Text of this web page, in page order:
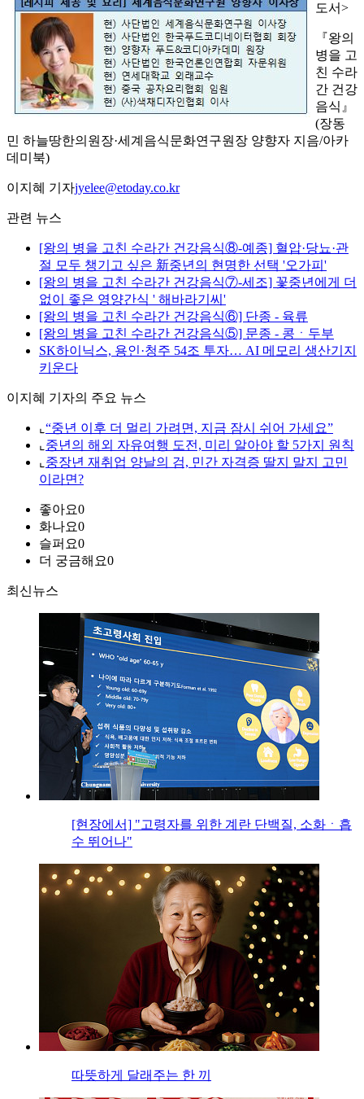
도서>
『왕의
병을 고
친 수라
간 건강
음식』
(장동
민 하늘땅한의원장·세계음식문화연구원장 양향자 지음/아카
데미북)
이지혜 기자jyelee@etoday.co.kr
관련 뉴스
[왕의 병을 고친 수라간 건강음식⑧-예종] 혈압·당뇨·관
절 모두 챙기고 싶은 新중년의 현명한 선택 '오가피'
[왕의 병을 고친 수라간 건강음식⑦-세조] 꽃중년에게 더
없이 좋은 영양간식 ' 해바라기씨'
[왕의 병을 고친 수라간 건강음식⑥] 단종 - 육류
[왕의 병을 고친 수라간 건강음식⑤] 문종 - 콩ㆍ두부
SK하이닉스, 용인·청주 54조 투자… AI 메모리 생산기지
키운다
이지혜 기자의 주요 뉴스
⌞ “중년 이후 더 멀리 가려면, 지금 잠시 쉬어 가세요”
⌞ 중년의 해외 자유여행 도전, 미리 알아야 할 5가지 원칙
⌞ 중장년 재취업 양날의 검, 민간 자격증 딸지 말지 고민
이라면?
좋아요0
화나요0
슬퍼요0
더 궁금해요0
최신뉴스
[현장에서] "고령자를 위한 계란 단백질, 소화ㆍ흡
수 뛰어나"
따뜻하게 달래주는 한 끼